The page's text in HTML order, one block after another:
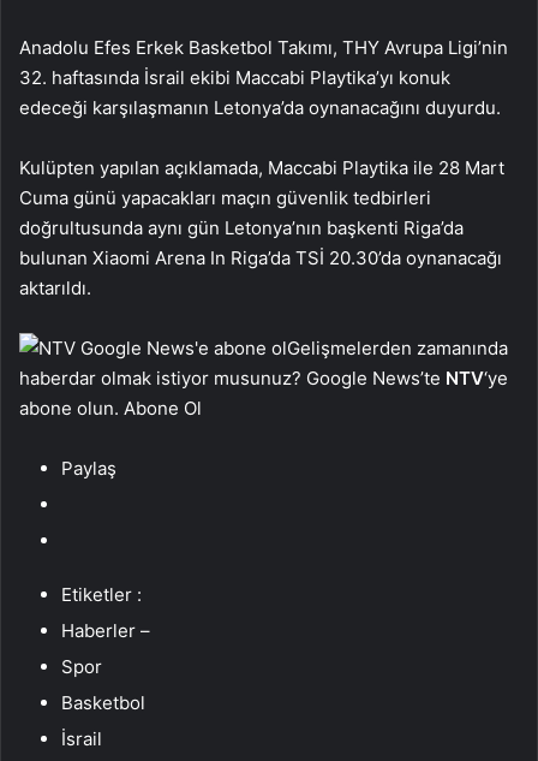
Anadolu Efes Erkek Basketbol Takımı, THY Avrupa Ligi’nin
32. haftasında İsrail ekibi Maccabi Playtika’yı konuk
edeceği karşılaşmanın Letonya’da oynanacağını duyurdu.
Kulüpten yapılan açıklamada, Maccabi Playtika ile 28 Mart
Cuma günü yapacakları maçın güvenlik tedbirleri
doğrultusunda aynı gün Letonya’nın başkenti Riga’da
bulunan Xiaomi Arena In Riga’da TSİ 20.30’da oynanacağı
aktarıldı.
Gelişmelerden zamanında
haberdar olmak istiyor musunuz? Google News’te NTV‘ye
abone olun. Abone Ol
Paylaş
Etiketler :
Haberler –
Spor
Basketbol
İsrail